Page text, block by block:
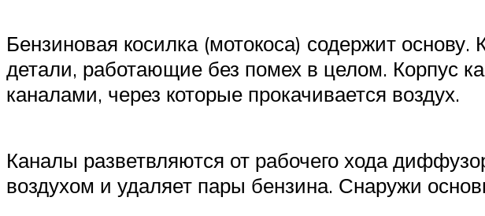
Бензиновая косилка (мотокоса) содержит
детали, работающие без помех в целом. Корпус
каналами, через которые прокачивается воздух.
Каналы разветвляются от рабочего хода
воздухом и удаляет пары бензина. Снаружи